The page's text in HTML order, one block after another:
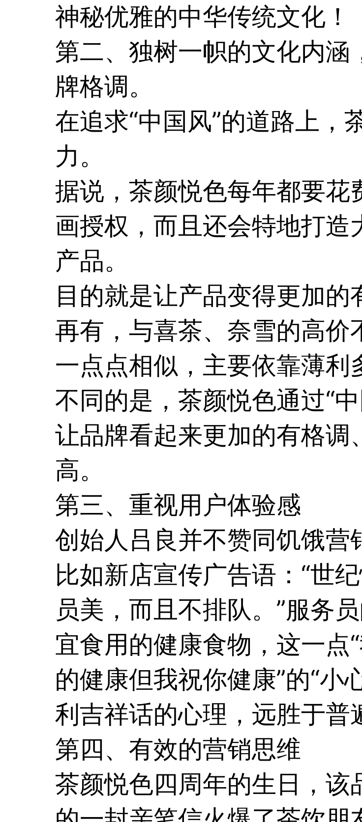
神秘优雅的中华传统文化！
第二、独树一帜的文化内涵
牌格调。
在追求“中国风”的道路上，
力。
据说， 茶颜悦色每年都要花
画授权，而且还会特地打造
产品。
目的就是让产品变得更加的
再有，与喜茶、奈雪的高
一点点相似，主要依靠薄利
不同的是，茶颜悦色通过“
让品牌看起来更加的有格调
高。
第三、重视用户体验感
创始人吕良并不赞同饥饿营
比如新店宣传广告语：“世
员美，而且不排队。”服务
宜食用的健康食物，这一点
的健康但我祝你健康”的“小
利吉祥话的心理，远胜于普
第四、有效的营销思维
茶颜悦色四周年的生日，该